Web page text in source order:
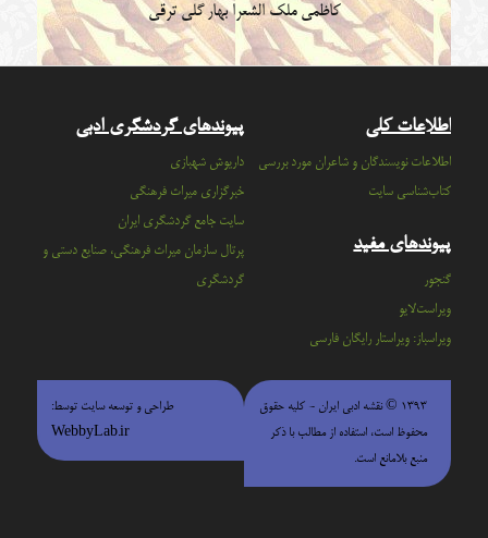
کاظمی ملک الشعرا بهار گلی ترقی
اطلاعات کلی
اطلاعات نویسندگان و شاعران مورد بررسی
کتاب‌شناسی سایت
پیوندهای مفید
گنجور
ویراست‌لایو
ویراسباز: ویراستار رایگان فارسی
پیوندهای گردشگری ادبی
داریوش شهبازی
خبرگزاری میراث فرهنگی
سايت جامع گردشگري ايران
پرتال سازمان ميراث فرهنگي، صنايع دستي و
گردشگري
۱۳۹۳ © نقشه ادبی ایران - كليه حقوق
محفوظ است، استفاده از مطالب با ذكر
منبع بلامانع است.
طراحی و توسعه سایت توسط:
WebbyLab.ir